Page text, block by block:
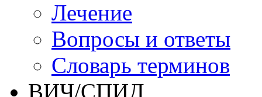
Лечение
Вопросы и ответы
Словарь терминов
ВИЧ/СПИД